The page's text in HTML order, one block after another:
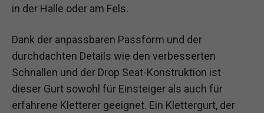
in der Halle oder am Fels.
Dank der anpassbaren Passform und der
durchdachten Details wie den verbesserten
Schnallen und der Drop Seat-Konstruktion ist
dieser Gurt sowohl für Einsteiger als auch für
erfahrene Kletterer geeignet. Ein Klettergurt, der